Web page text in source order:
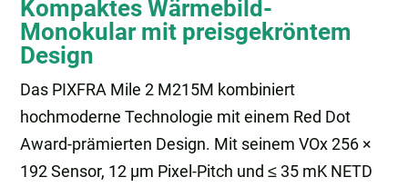
Kompaktes Wärmebild-
Monokular mit preisgekröntem
Design
Das PIXFRA Mile 2 M215M kombiniert
hochmoderne Technologie mit einem Red Dot
Award-prämierten Design. Mit seinem VOx 256 ×
192 Sensor, 12 µm Pixel-Pitch und ≤ 35 mK NETD